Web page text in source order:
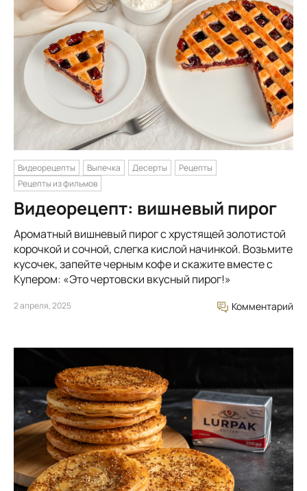
Видеорецепты Выпечка Десерты
Рецепты
Рецепты из фильмов
Видеорецепт: вишневый пирог
Ароматный вишневый пирог с хрустящей золотистой
корочкой и сочной, слегка кислой начинкой. Возьмите
кусочек, запейте черным кофе и скажите вместе с
Купером: «Это чертовски вкусный пирог!»
2 апреля, 2025 Комментарий